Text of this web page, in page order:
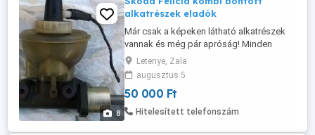
8
alkatrészek eladók
Már csak a képeken látható alkatrészek
vannak és még pár apróság! Minden
alkatrész jó állapotban van. A garnitúra
első fékbetét új állapotú!
Letenye, Zala
augusztus 5
50 000 Ft
Hitelesített telefonszám